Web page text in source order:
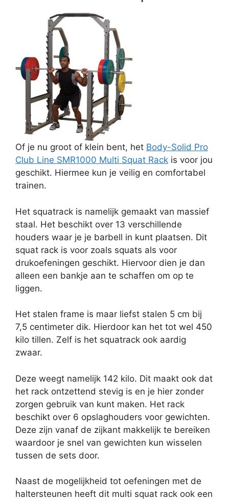
Of je nu groot of klein bent, het Body-Solid Pro
Club Line SMR1000 Multi Squat Rack is voor jou
geschikt. Hiermee kun je veilig en comfortabel
trainen.
Het squatrack is namelijk gemaakt van massief
staal. Het beschikt over 13 verschillende
houders waar je je barbell in kunt plaatsen. Dit
squat rack is voor zoals squats als voor
drukoefeningen geschikt. Hiervoor dien je dan
alleen een bankje aan te schaffen om op te
liggen.
Het stalen frame is maar liefst stalen 5 cm bij
7,5 centimeter dik. Hierdoor kan het tot wel 450
kilo tillen. Zelf is het squatrack ook aardig
zwaar.
Deze weegt namelijk 142 kilo. Dit maakt ook dat
het rack ontzettend stevig is en je hier zonder
zorgen gebruik van kunt maken. Het rack
beschikt over 6 opslaghouders voor gewichten.
Deze zijn vanaf de zijkant makkelijk te bereiken
waardoor je snel van gewichten kun wisselen
tussen de sets door.
Naast de mogelijkheid tot oefeningen met de
haltersteunen heeft dit multi squat rack ook een